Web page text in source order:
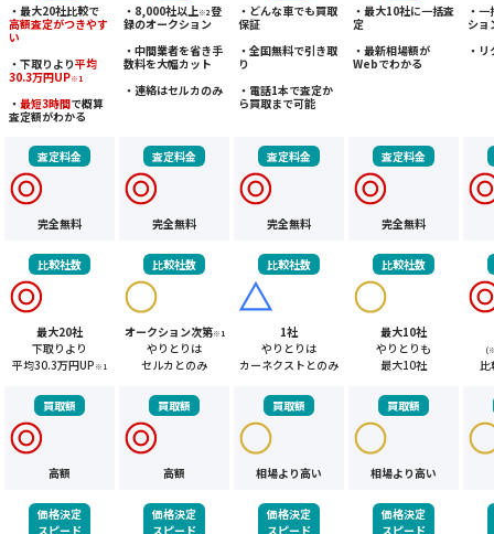
・最大20社比較で
高額査定がつきやす
い
・下取りより平均
30.3万円UP※1
・ 最短3時間で概算
査定額がわかる
・8,000社以上※2登
録のオークション
・中間業者を省き手
数料を大幅カット
・連絡はセルカのみ
・どんな車でも買取
保証
・全国無料で引き取
り
・電話1本で査定か
ら買取まで可能
・最大10社に一括査
定
・最新相場額が
Webでわかる
・
ショ
・
査定料金
完全無料
査定料金
完全無料
査定料金
完全無料
査定料金
完全無料
比較社数
最大20社
下取りより
平均30.3万円UP ※1
比較社数
オークション次第※1
やりとりは
セルカとのみ
比較社数
1社
やりとりは
カーネクストとのみ
比較社数
最大10社
やりとりも
最大10社
買取額
高額
買取額
高額
買取額
相場より高い
買取額
相場より高い
価格決定
スピード
価格決定
スピード
価格決定
スピード
価格決定
スピード